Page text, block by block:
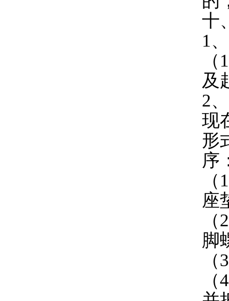
十
1
及
2
现
形
序
座
脚